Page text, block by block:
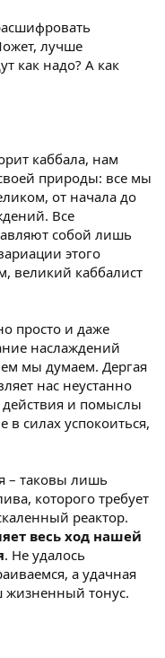
лучше
как надо? А как
каббала, нам
природы: все мы
от начала до
Все
собой лишь
этого
великий каббалист
просто и даже
наслаждений
мы думаем. Дергая
нас неустанно
действия и помыслы
силах успокоиться,
– таковы лишь
которого требует
реактор.
весь ход нашей
. Не удалось
а удачная
жизненный тонус.